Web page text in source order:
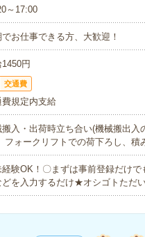
～17:00
お仕事できる方、大歓迎！
円
交通費
費規定内支給
搬入・出荷時立ち合い(機械搬出
フォークリフトでの荷下ろし、
験OK！〇まずは事前登録だけ
どを入力するだけ★オシゴトただ